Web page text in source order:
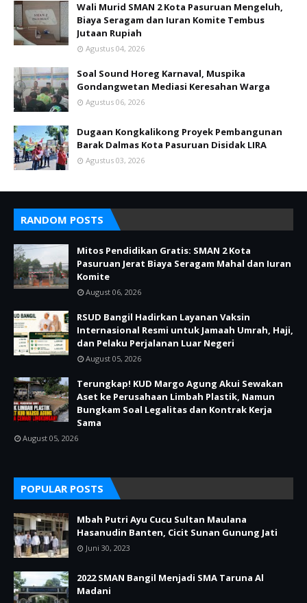
Wali Murid SMAN 2 Kota Pasuruan Mengeluh,
Biaya Seragam dan Iuran Komite Tembus
Jutaan Rupiah
Agustus 04, 2026
Soal Sound Horeg Karnaval, Muspika
Gondangwetan Mediasi Keresahan Warga
Agustus 06, 2026
Dugaan Kongkalikong Proyek Pembangunan
Barak Dalmas Kota Pasuruan Disidak LIRA
Agustus 03, 2026
RANDOM POSTS
Mitos Pendidikan Gratis: SMAN 2 Kota
Pasuruan Jerat Biaya Seragam Mahal dan Iuran
Komite
August 06, 2026
RSUD Bangil Hadirkan Layanan Vaksin
Internasional Resmi untuk Jamaah Umrah, Haji,
dan Pelaku Perjalanan Luar Negeri
August 05, 2026
Terungkap! KUD Margo Agung Akui Sewakan
Aset ke Perusahaan Limbah Plastik, Namun
Bungkam Soal Legalitas dan Kontrak Kerja
Sama
August 05, 2026
POPULAR POSTS
Mbah Putri Ayu Cucu Sultan Maulana
Hasanudin Banten, Cicit Sunan Gunung Jati
Juni 30, 2023
2022 SMAN Bangil Menjadi SMA Taruna Al
Madani